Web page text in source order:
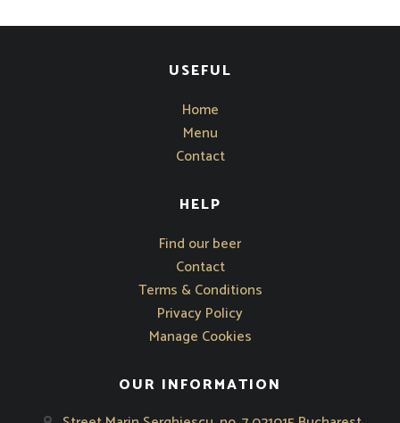
USEFUL
Home
Menu
Contact
HELP
Opens in new window
Find our beer
Contact
Terms & Conditions
Privacy Policy
Manage Cookies
OUR INFORMATION